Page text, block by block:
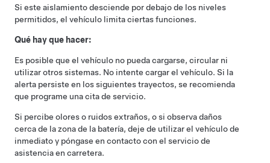
Si este aislamiento desciende por debajo de los niveles
permitidos, el vehículo limita ciertas funciones.
Qué hay que hacer:
Es posible que el vehículo no pueda cargarse, circular ni
utilizar otros sistemas. No intente cargar el vehículo. Si la
alerta persiste en los siguientes trayectos, se recomienda
que programe una cita de servicio.
Si percibe olores o ruidos extraños, o si observa daños
cerca de la zona de la batería, deje de utilizar el vehículo de
inmediato y póngase en contacto con el servicio de
asistencia en carretera.